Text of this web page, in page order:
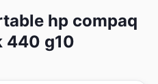
hp compaq
440 g10